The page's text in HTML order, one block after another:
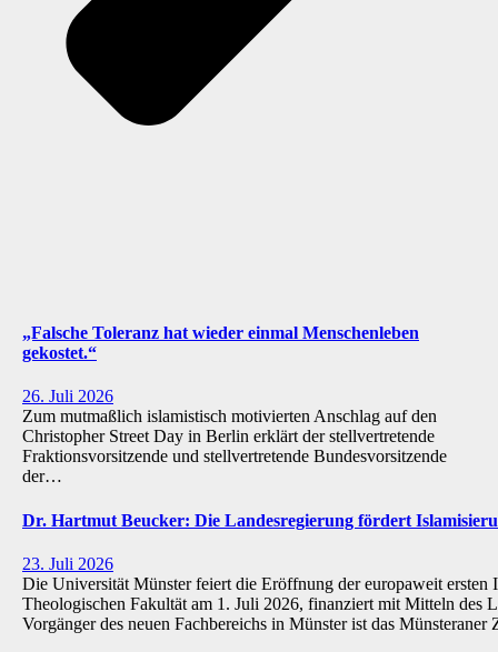
„Falsche Toleranz hat wieder einmal Menschenleben
gekostet.“
26. Juli 2026
Zum mutmaßlich islamistisch motivierten Anschlag auf den
Christopher Street Day in Berlin erklärt der stellvertretende
Fraktionsvorsitzende und stellvertretende Bundesvorsitzende
der…
Dr. Hartmut Beucker: Die Landesregierung fördert
23. Juli 2026
Die Universität Münster feiert die Eröffnung der europaweit ersten
Theologischen Fakultät am 1. Juli 2026, finanziert mit Mitteln des
Vorgänger des neuen Fachbereichs in Münster ist das